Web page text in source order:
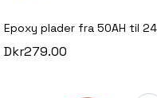
Dkr279.00